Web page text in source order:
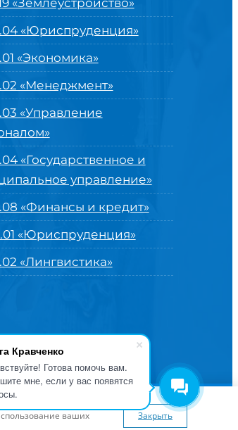
Кравченко
Готова помочь вам.
мне, если у вас появятся
«Землеустройство»
«Юриспруденция»
«Экономика»
«Менеджмент»
«Управление
«Государственное и
управление»
«Финансы и кредит»
«Юриспруденция»
«Лингвистика»
и продвижение в
Центре цифровых
Вы можете
ваших
Закрыть